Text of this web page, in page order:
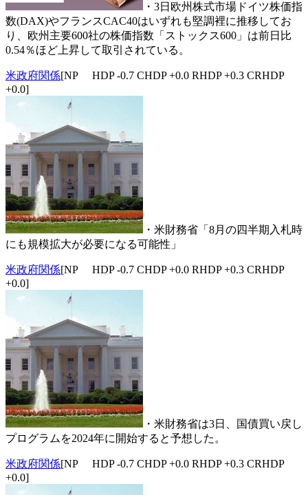
・3日欧州株式市場ドイツ株価指
数(DAX)やフランスCAC40はいずれも堅調裡に推移してお
り、欧州主要600社の株価指数「ストックス600」は前日比
0.54％ほど上昇して取引されている。
米政府関係[NP HDP -0.7 CHDP +0.0 RHDP +0.3 CRHDP
+0.0]
・米財務省「8月の四半期入札時
にも規模拡大が必要になる可能性」
米政府関係[NP HDP -0.7 CHDP +0.0 RHDP +0.3 CRHDP
+0.0]
・米財務省は3日、国債買い戻し
プログラムを2024年に開始すると予想した。
米政府関係[NP HDP -0.7 CHDP +0.0 RHDP +0.3 CRHDP
+0.0]